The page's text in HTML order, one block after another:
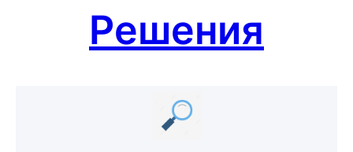
Решения